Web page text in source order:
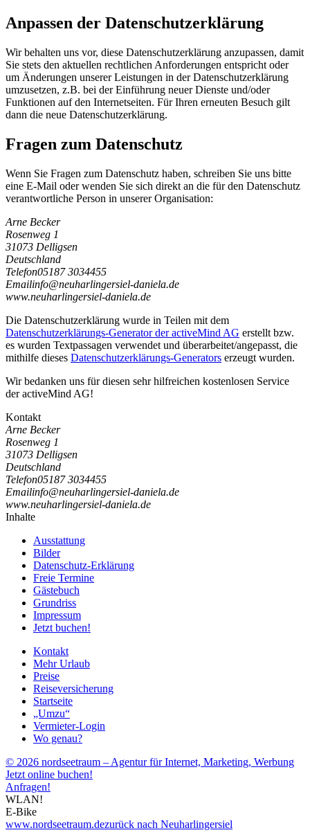
Anpassen der Datenschutzerklärung
Wir behalten uns vor, diese Datenschutzerklärung anzupassen, damit
Sie stets den aktuellen rechtlichen Anforderungen entspricht oder
um Änderungen unserer Leistungen in der Datenschutzerklärung
umzusetzen, z.B. bei der Einführung neuer Dienste und/oder
Funktionen auf den Internetseiten. Für Ihren erneuten Besuch gilt
dann die neue Datenschutzerklärung.
Fragen zum Datenschutz
Wenn Sie Fragen zum Datenschutz haben, schreiben Sie uns bitte
eine E-Mail oder wenden Sie sich direkt an die für den Datenschutz
verantwortliche Person in unserer Organisation:
Arne Becker
Rosenweg 1
31073 Delligsen
Deutschland
Telefon05187 3034455
Emailinfo@neuharlingersiel-daniela.de
www.neuharlingersiel-daniela.de
Die Datenschutzerklärung wurde in Teilen mit dem
Datenschutzerklärungs-Generator der activeMind AG erstellt bzw.
es wurden Textpassagen verwendet und überarbeitet/angepasst, die
mithilfe dieses Datenschutzerklärungs-Generators erzeugt wurden.
Wir bedanken uns für diesen sehr hilfreichen kostenlosen Service
der activeMind AG!
Kontakt
Arne Becker
Rosenweg 1
31073 Delligsen
Deutschland
Telefon05187 3034455
Emailinfo@neuharlingersiel-daniela.de
www.neuharlingersiel-daniela.de
Inhalte
Ausstattung
Bilder
Datenschutz-Erklärung
Freie Termine
Gästebuch
Grundriss
Impressum
Jetzt buchen!
Kontakt
Mehr Urlaub
Preise
Reiseversicherung
Startseite
„Umzu“
Vermieter-Login
Wo genau?
© 2026 nordseetraum – Agentur für Internet, Marketing, Werbung
Jetzt online buchen!
Anfragen!
WLAN!
E-Bike
www.nordseetraum.dezurück nach Neuharlingersiel